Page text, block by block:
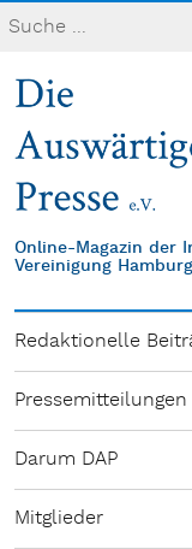
Online-Magazin der
Vereinigung Hamburg
Redaktionelle
Pressemitteilungen
Darum DAP
Mitglieder